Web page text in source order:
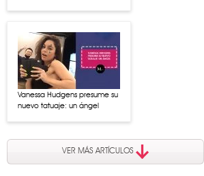
Vanessa Hudgens presume su
nuevo tatuaje: un ángel
VER MÁS ARTÍCULOS